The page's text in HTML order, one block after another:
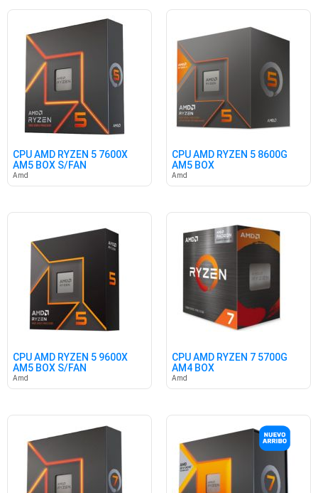
CPU AMD RYZEN 5 7600X
AM5 BOX S/FAN
Amd
CPU AMD RYZEN 5 8600G
AM5 BOX
Amd
CPU AMD RYZEN 5 9600X
AM5 BOX S/FAN
Amd
CPU AMD RYZEN 7 5700G
AM4 BOX
Amd